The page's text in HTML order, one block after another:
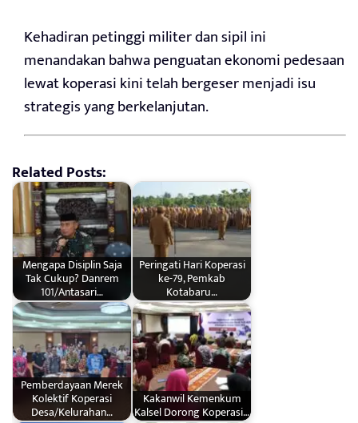
Kehadiran petinggi militer dan sipil ini
menandakan bahwa penguatan ekonomi pedesaan
lewat koperasi kini telah bergeser menjadi isu
strategis yang berkelanjutan.
Related Posts:
Mengapa Disiplin Saja
Tak Cukup? Danrem
101/Antasari…
Peringati Hari Koperasi
ke-79, Pemkab
Kotabaru…
Pemberdayaan Merek
Kolektif Koperasi
Desa/Kelurahan…
Kakanwil Kemenkum
Kalsel Dorong Koperasi…